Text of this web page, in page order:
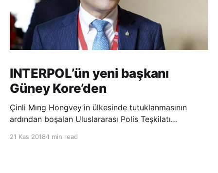
INTERPOL’ün yeni başkanı
Güney Kore’den
Çinli Mıng Hongvey’in ülkesinde tutuklanmasının
ardından boşalan Uluslararası Polis Teşkilatı
21 Kas 2018 1 min read